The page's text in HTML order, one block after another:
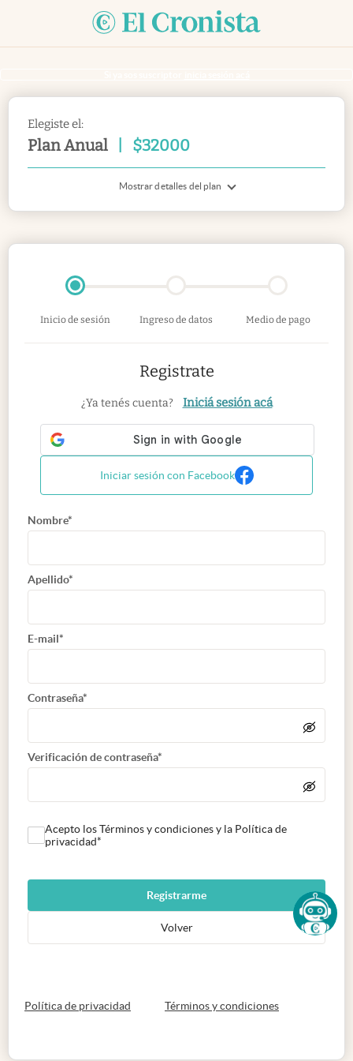
Elegiste el:
Plan Anual $32000
Mostrar detalles del plan
Inicio de sesión Ingreso de datos Medio de pago
Registrate
¿Ya tenés cuenta? Iniciá sesión acá
Iniciar sesión con Facebook
Nombre*
Apellido*
E-mail*
Contraseña*
Verificación de contraseña*
Acepto los Términos y condiciones y la Política de
privacidad*
Registrarme
Volver
Política de privacidad abre en nueva pestaña
Términos y condicionesabre en nueva